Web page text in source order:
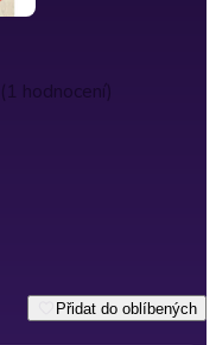
(1 hodnocení)
Přidat do oblíbených